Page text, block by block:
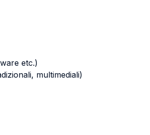
etc.)
multimediali)